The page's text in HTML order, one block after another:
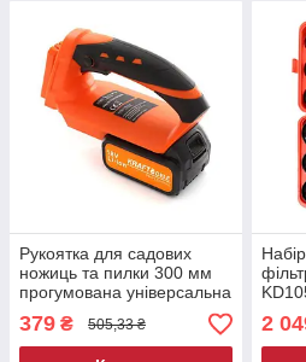
Рукоятка для садових
ножиць та пилки 300 мм
прогумована універсальна
Kraft&Dele KD1764 ручка
змінна
379 ₴ 505,33 ₴ 2